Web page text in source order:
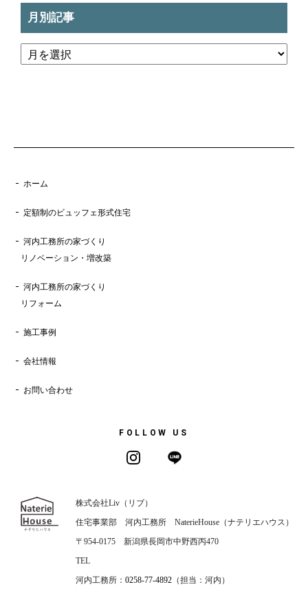
月別記事
株式会社Liv（リブ）
住宅事業部 河内工務所 NaterieHouse（ナテリエハウス）
〒954-0175 新潟県長岡市中野西丙470
TEL
河内工務所： 0258-77-4892 （担当：河内）
ホーム
定額制のビュッフェ形式住宅
河内工務所の家づくり
リノベーション・増改築
河内工務所の家づくり
リフォーム
施工事例
会社情報
お問い合わせ
FOLLOW US